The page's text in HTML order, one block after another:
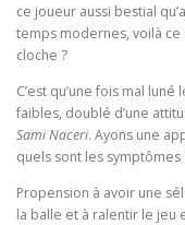
ce joueur aussi bestial
temps modernes, voilà ce
cloche ?
C’est qu’une fois mal
faibles, doublé d’une
Sami Naceri. Ayons une
quels sont les symptômes
Propension à avoir une
la balle et à ralentir le jeu